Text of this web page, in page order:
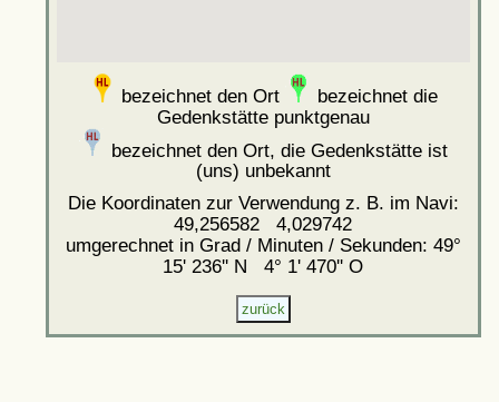
bezeichnet den Ort
bezeichnet die
Gedenkstätte punktgenau
bezeichnet den Ort, die Gedenkstätte ist
(uns) unbekannt
Die Koordinaten zur Verwendung z. B. im Navi:
49,256582 4,029742
umgerechnet in Grad / Minuten / Sekunden: 49°
15' 236'' N 4° 1' 470'' O